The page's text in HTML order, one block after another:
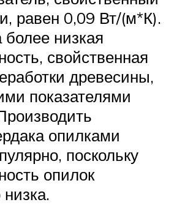
равен 0,09 Вт/(м*К).
низкая
свойственная
древесины,
показателями
опилками
поскольку
опилок